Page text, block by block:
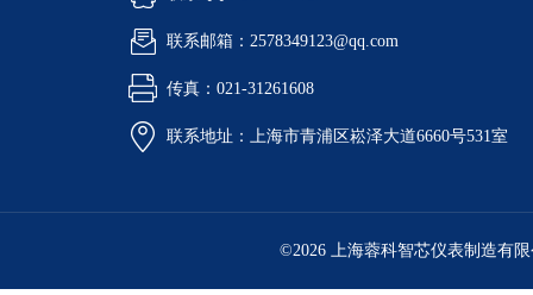
联系邮箱：2578349123@qq.com
传真：021-31261608
联系地址：上海市青浦区崧泽大道6660号531室
©2026 上海蓉科智芯仪表制造有